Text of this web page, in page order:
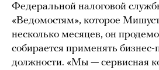
Федеральной налоговой
«Ведомостям», которое
несколько месяцев, он
собирается применять
должности. «Мы — сервисная